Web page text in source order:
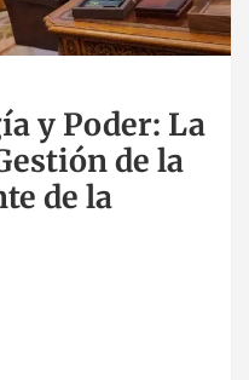
y Poder: La
de la
de la